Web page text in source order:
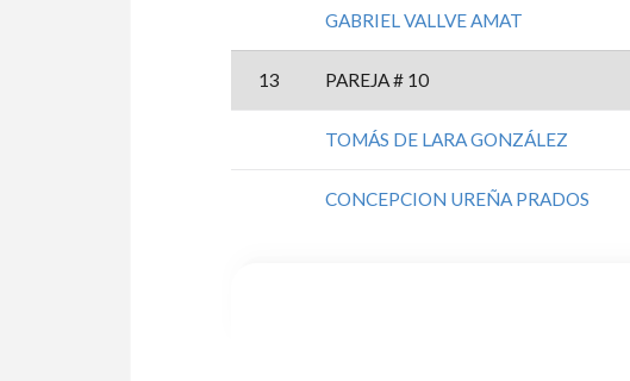
GABRIEL VALLVE AMAT
13 PAREJA # 10
TOMÁS DE LARA GONZÁLEZ
CONCEPCION UREÑA PRADOS